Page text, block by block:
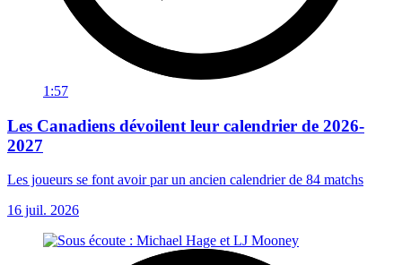
1:57
Les Canadiens dévoilent leur calendrier de 2026-
2027
Les joueurs se font avoir par un ancien calendrier de 84 matchs
16 juil. 2026